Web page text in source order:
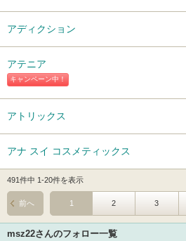
アディクション
キャンペーン中！
アテニア
アトリックス
アナ スイ コスメティックス
491件中 1-20件を表示
1 2 3
前へ
msz22さんのフォロー一覧